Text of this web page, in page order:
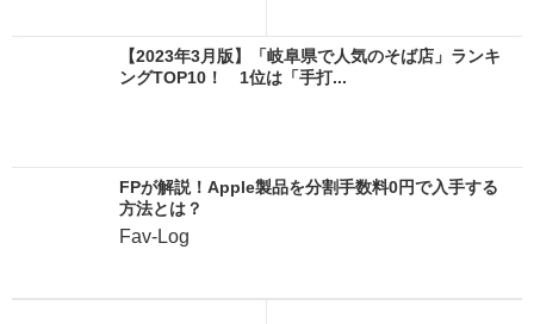
【2023年3月版】「岐阜県で人気のそば店」ランキ
ングTOP10！ 1位は「手打...
FPが解説！Apple製品を分割手数料0円で入手する
方法とは？
Fav-Log